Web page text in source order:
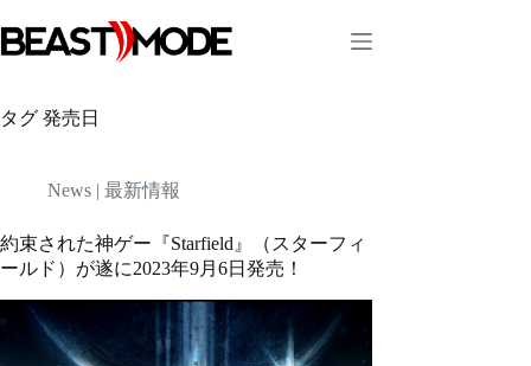
ン
テ
ツ
へ
プ
タグ 発売日
News | 最新情報
約束された神ゲー『Starfield』（スターフィ
ールド）が遂に2023年9月6日発売！